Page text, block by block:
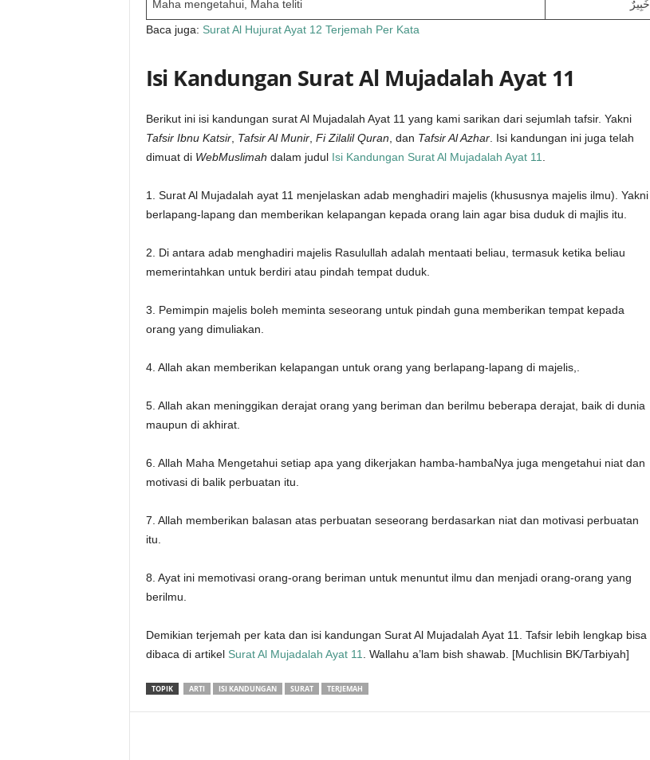
Maha mengetahui, Maha teliti
خَبِيرٌ
Baca juga: Surat Al Hujurat Ayat 12 Terjemah Per Kata
Isi Kandungan Surat Al Mujadalah Ayat 11
Berikut ini isi kandungan surat Al Mujadalah Ayat 11 yang kami sarikan dari sejumlah tafsir. Yakni
Tafsir Ibnu Katsir, Tafsir Al Munir, Fi Zilalil Quran , dan Tafsir Al Azhar. Isi kandungan ini juga telah
dimuat di WebMuslimah dalam judul Isi Kandungan Surat Al Mujadalah Ayat 11
1. Surat Al Mujadalah ayat 11 menjelaskan adab menghadiri majelis (khususnya majelis ilmu). Yakni
berlapang-lapang dan memberikan kelapangan kepada orang lain agar bisa duduk di majlis itu.
2. Di antara adab menghadiri majelis Rasulullah adalah mentaati beliau, termasuk ketika beliau
memerintahkan untuk berdiri atau pindah tempat duduk.
3. Pemimpin majelis boleh meminta seseorang untuk pindah guna memberikan tempat kepada
orang yang dimuliakan.
4. Allah akan memberikan kelapangan untuk orang yang berlapang-lapang di majelis,.
5. Allah akan meninggikan derajat orang yang beriman dan berilmu beberapa derajat, baik di dunia
maupun di akhirat.
6. Allah Maha Mengetahui setiap apa yang dikerjakan hamba-hambaNya juga mengetahui niat dan
motivasi di balik perbuatan itu.
7. Allah memberikan balasan atas perbuatan seseorang berdasarkan niat dan motivasi perbuatan
itu.
8. Ayat ini memotivasi orang-orang beriman untuk menuntut ilmu dan menjadi orang-orang yang
berilmu.
Demikian terjemah per kata dan isi kandungan Surat Al Mujadalah Ayat 11. Tafsir lebih lengkap bisa
dibaca di artikel Surat Al Mujadalah Ayat 11 . Wallahu a’lam bish shawab. [Muchlisin BK/Tarbiyah]
TOPIK ARTI ISI KANDUNGAN SURAT TERJEMAH